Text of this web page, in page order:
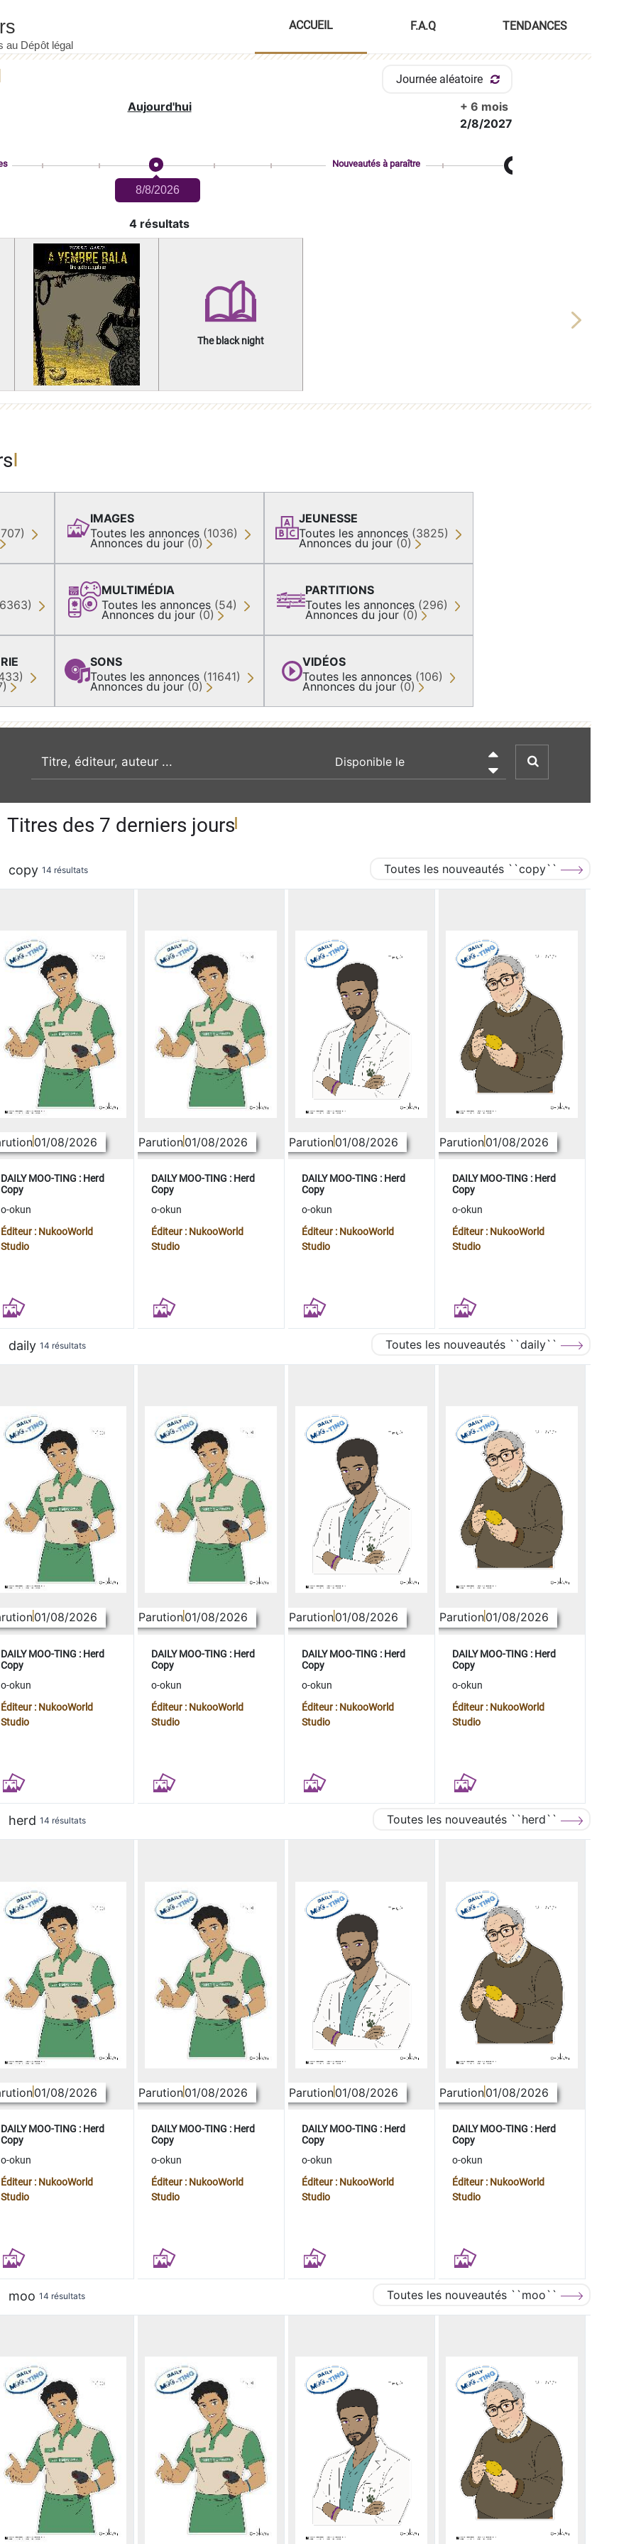
ACCUEIL F.A.Q TENDANCES
Journée aléatoire
Aujourd'hui
+ 6 mois
2/8/2027
8/8/2026
Nouveautés à paraître
4 résultats
The black night
Next
IMAGES
Toutes les annonces (1036)
Annonces du jour (0)
MULTIMÉDIA
Toutes les annonces (54)
Annonces du jour (0)
SONS
Toutes les annonces (11641)
Annonces du jour (0)
JEUNESSE
Toutes les annonces (3825)
Annonces du jour (0)
PARTITIONS
Toutes les annonces (296)
Annonces du jour (0)
VIDÉOS
Toutes les annonces (106)
Annonces du jour (0)
recherche par mot clé

Titres des 7 derniers jours
copy 14 résultats Toutes les nouveautés ``copy``
01/08/2026
DAILY MOO-TING : Herd
Copy
o-okun
Éditeur : NukooWorld
Studio
Parution01/08/2026
DAILY MOO-TING : Herd
Copy
o-okun
Éditeur : NukooWorld
Studio
Parution01/08/2026
DAILY MOO-TING : Herd
Copy
o-okun
Éditeur : NukooWorld
Studio
Parution01/08/2026
DAILY MOO-TING : Herd
Copy
o-okun
Éditeur : NukooWorld
Studio
daily 14 résultats Toutes les nouveautés ``daily``
01/08/2026
DAILY MOO-TING : Herd
Copy
o-okun
Éditeur : NukooWorld
Studio
Parution01/08/2026
DAILY MOO-TING : Herd
Copy
o-okun
Éditeur : NukooWorld
Studio
Parution01/08/2026
DAILY MOO-TING : Herd
Copy
o-okun
Éditeur : NukooWorld
Studio
Parution01/08/2026
DAILY MOO-TING : Herd
Copy
o-okun
Éditeur : NukooWorld
Studio
herd 14 résultats Toutes les nouveautés ``herd``
01/08/2026
DAILY MOO-TING : Herd
Copy
o-okun
Éditeur : NukooWorld
Studio
Parution01/08/2026
DAILY MOO-TING : Herd
Copy
o-okun
Éditeur : NukooWorld
Studio
Parution01/08/2026
DAILY MOO-TING : Herd
Copy
o-okun
Éditeur : NukooWorld
Studio
Parution01/08/2026
DAILY MOO-TING : Herd
Copy
o-okun
Éditeur : NukooWorld
Studio
moo 14 résultats Toutes les nouveautés ``moo``